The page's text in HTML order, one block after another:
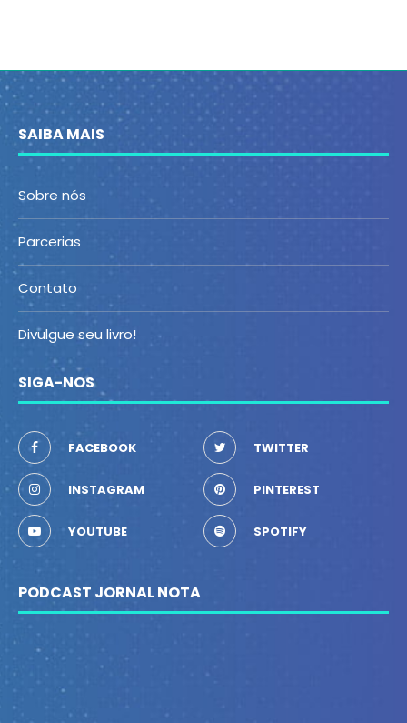
SAIBA MAIS
Sobre nós
Parcerias
Contato
Divulgue seu livro!
SIGA-NOS
FACEBOOK TWITTER
INSTAGRAM PINTEREST
YOUTUBE SPOTIFY
PODCAST JORNAL NOTA